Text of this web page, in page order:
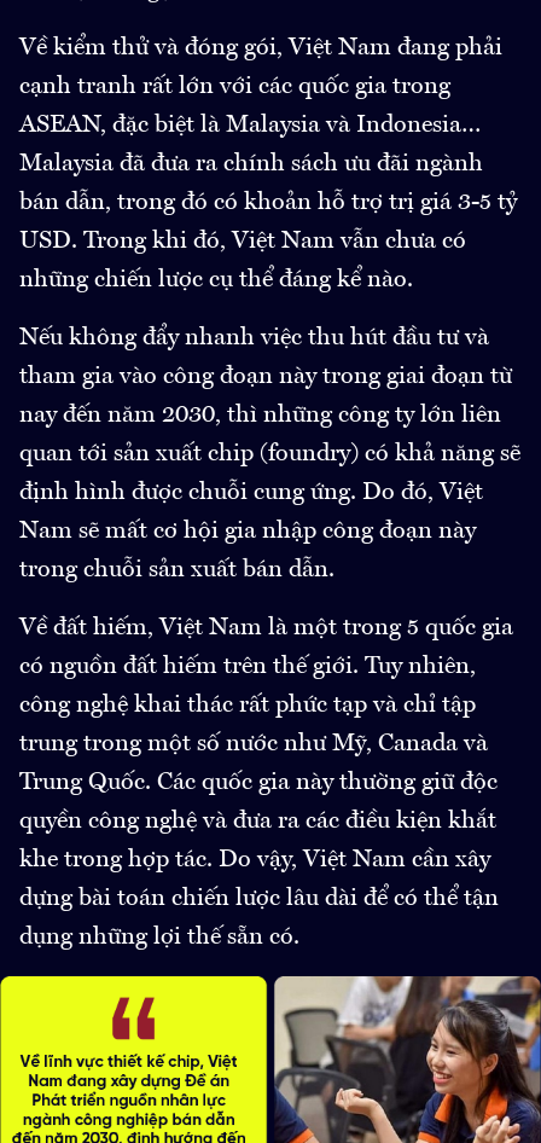
Về kiểm thử và đóng gói, Việt Nam đang phải
cạnh tranh rất lớn với các quốc gia trong
ASEAN, đặc biệt là Malaysia và Indonesia…
Malaysia đã đưa ra chính sách ưu đãi ngành
bán dẫn, trong đó có khoản hỗ trợ trị giá 3-5 tỷ
USD. Trong khi đó, Việt Nam vẫn chưa có
những chiến lược cụ thể đáng kể nào.
Nếu không đẩy nhanh việc thu hút đầu tư và
tham gia vào công đoạn này trong giai đoạn từ
nay đến năm 2030, thì những công ty lớn liên
quan tới sản xuất chip (foundry) có khả năng sẽ
định hình được chuỗi cung ứng. Do đó, Việt
Nam sẽ mất cơ hội gia nhập công đoạn này
trong chuỗi sản xuất bán dẫn.
Về đất hiếm, Việt Nam là một trong 5 quốc gia
có nguồn đất hiếm trên thế giới. Tuy nhiên,
công nghệ khai thác rất phức tạp và chỉ tập
trung trong một số nước như Mỹ, Canada và
Trung Quốc. Các quốc gia này thường giữ độc
quyền công nghệ và đưa ra các điều kiện khắt
khe trong hợp tác. Do vậy, Việt Nam cần xây
dựng bài toán chiến lược lâu dài để có thể tận
dụng những lợi thế sẵn có.